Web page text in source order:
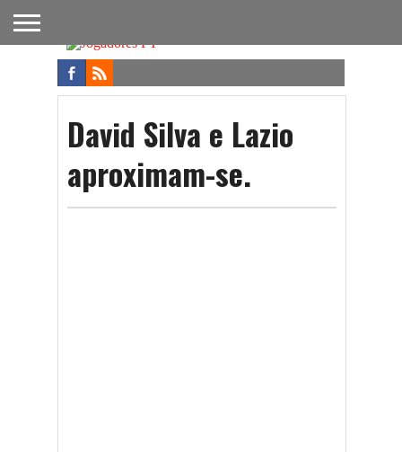
FUTEBOL
NACIONAL
FUTEBOL
INTERNACIONAL
NOTÍCIAS
ONDE
ASSISTIR
FUTEBOL
NA TV
APOSTAS
David Silva e Lazio
aproximam-se.